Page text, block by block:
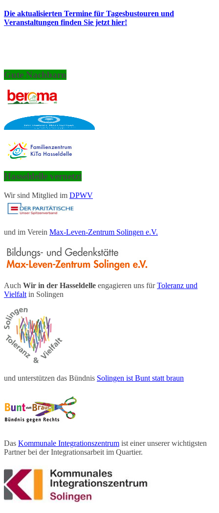
Die aktualisierten Termine für Tagesbustouren und
Veranstaltungen finden Sie jetzt hier!
Gute Nachbarn
Hasseldelle vernetzt
Wir sind Mitglied im DPWV
und im Verein Max-Leven-Zentrum Solingen e.V.
Auch Wir in der Hasseldelle engagieren uns fürToleranz und
Vielfalt in Solingen
und unterstützen das Bündnis Solingen ist Bunt statt braun
Das Kommunale Integrationszentrum ist einer unserer wichtigsten
Partner bei der Integrationsarbeit im Quartier.